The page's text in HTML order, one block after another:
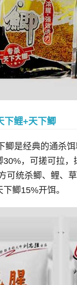
下鲤+天下鲫
鲫是经典的通杀
，可搓可拉
可统杀鲫、鲤、
鲫15%开饵。